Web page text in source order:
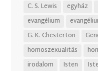
C. S. Lewis
egyház
evangélium
G. K. Chesterton
homoszexualitás
irodalom
Isten